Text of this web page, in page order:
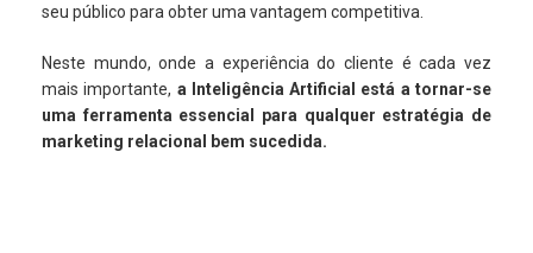
seu público para obter uma vantagem competitiva.
Neste mundo, onde a experiência do cliente é cada vez
mais importante, a Inteligência Artificial está a tornar-se
uma ferramenta essencial para qualquer estratégia de
marketing relacional bem sucedida.